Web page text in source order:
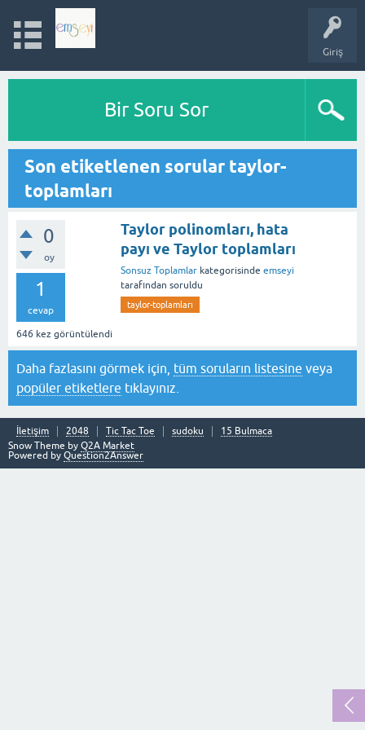
Giriş
Bir Soru Sor
Son etiketlenen sorular taylor-
toplamları
0
oy
1
cevap
646 kez görüntülendi
Taylor polinomları, hata
payı ve Taylor toplamları
Sonsuz Toplamlar kategorisinde emseyi
tarafından soruldu
taylor-toplamları
Daha fazlasını görmek için, tüm soruların listesine veya
popüler etiketlere tıklayınız.
İletişim 2048 Tic Tac Toe sudoku
15 Bulmaca
Snow Theme by Q2A Market
Powered by Question2Answer